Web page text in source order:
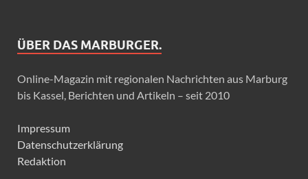
ÜBER DAS MARBURGER.
Online-Magazin mit regionalen Nachrichten aus Marburg
bis Kassel, Berichten und Artikeln – seit 2010
Impressum
Datenschutzerklärung
Redaktion